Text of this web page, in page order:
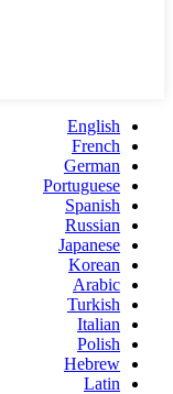
English
French
German
Portuguese
Spanish
Russian
Japanese
Korean
Arabic
Turkish
Italian
Polish
Hebrew
Latin